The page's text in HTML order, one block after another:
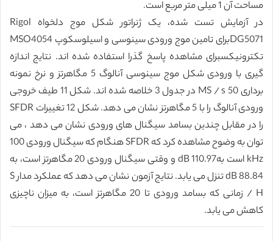
مساحت آن 1 میلی متر مربع است.
در آزمایش تست شده، یک ژنراتور شکل موج دلخواه Rigol
DG5071برای تامین موج ورودی سینوسی و اسیلوسکوپ MSO4054
تکترونیکسبرای مشاهده پاسخ گذرا استفاده شده اند. نتایج اندازه
گیری با ورودی شکل موج سینوسی آنالوگ 5 مگاهرتز و نرخ نمونه
برداری MS / s 50 در جدول 3 خلاصه شده اند. شکل 11 طیف خروجی
ورودی آنالوگ را با 5 مگاهرتز نشان می دهد. شکل 12 تغییرات SFDR
را در مقابل چندین بسامد سیگنال های ورودی نشان می دهد ، می
توان به وضوح مشاهده کرد که SFDR هنگام که سیگنال ورودی 100
kHz است به110.97 dB و وقتی سیگنال ورودی 20 مگاهرتز است، به
88.84 dB تنزل می یابد. نتایج آزمون نشان می دهد که عملکرد مدار S
/ H زمانی که بسامد ورودی تا 20 مگاهرتز است، به میزان ناچیزی
کاهش می یابد.